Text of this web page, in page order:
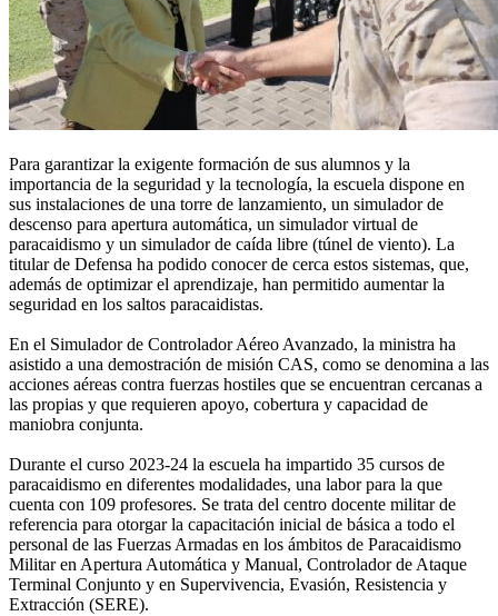
Para garantizar la exigente formación de sus alumnos y la
importancia de la seguridad y la tecnología, la escuela dispone en
sus instalaciones de una torre de lanzamiento, un simulador de
descenso para apertura automática, un simulador virtual de
paracaidismo y un simulador de caída libre (túnel de viento). La
titular de Defensa ha podido conocer de cerca estos sistemas, que,
además de optimizar el aprendizaje, han permitido aumentar la
seguridad en los saltos paracaidistas.
En el Simulador de Controlador Aéreo Avanzado, la ministra ha
asistido a una demostración de misión CAS, como se denomina a las
acciones aéreas contra fuerzas hostiles que se encuentran cercanas a
las propias y que requieren apoyo, cobertura y capacidad de
maniobra conjunta.
Durante el curso 2023-24 la escuela ha impartido 35 cursos de
paracaidismo en diferentes modalidades, una labor para la que
cuenta con 109 profesores. Se trata del centro docente militar de
referencia para otorgar la capacitación inicial de básica a todo el
personal de las Fuerzas Armadas en los ámbitos de Paracaidismo
Militar en Apertura Automática y Manual, Controlador de Ataque
Terminal Conjunto y en Supervivencia, Evasión, Resistencia y
Extracción (SERE).